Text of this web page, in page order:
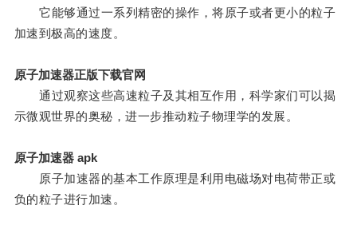
它能够通过一系列精密的操作，将原子或者更小的粒子
加速到极高的速度。
原子加速器正版下载官网
通过观察这些高速粒子及其相互作用，科学家们可以揭
示微观世界的奥秘，进一步推动粒子物理学的发展。
原子加速器 apk
原子加速器的基本工作原理是利用电磁场对电荷带正或
负的粒子进行加速。